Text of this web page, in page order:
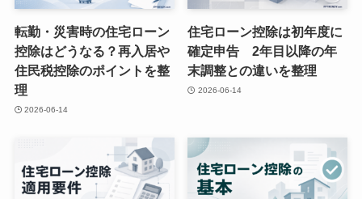
転勤・災害時の住宅ローン
控除はどうなる？再入居や
住民税控除のポイントを整
理
2026-06-14
住宅ローン控除は初年度に
確定申告 2年目以降の年
末調整との違いを整理
2026-06-14